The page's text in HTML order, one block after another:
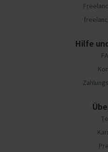
Hilfe